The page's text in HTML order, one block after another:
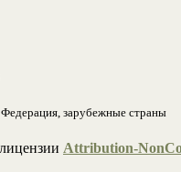
Федерация, зарубежные страны
Attribution-